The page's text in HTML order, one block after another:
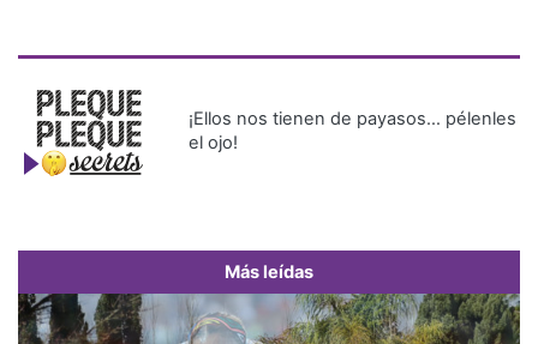
¡Ellos nos tienen de payasos… pélenles
el ojo!
Más leídas